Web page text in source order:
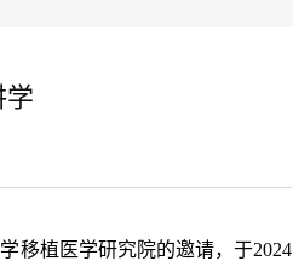
学
移植医学研究院的邀请，于2024